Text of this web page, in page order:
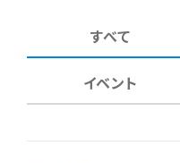
すべて
イベント